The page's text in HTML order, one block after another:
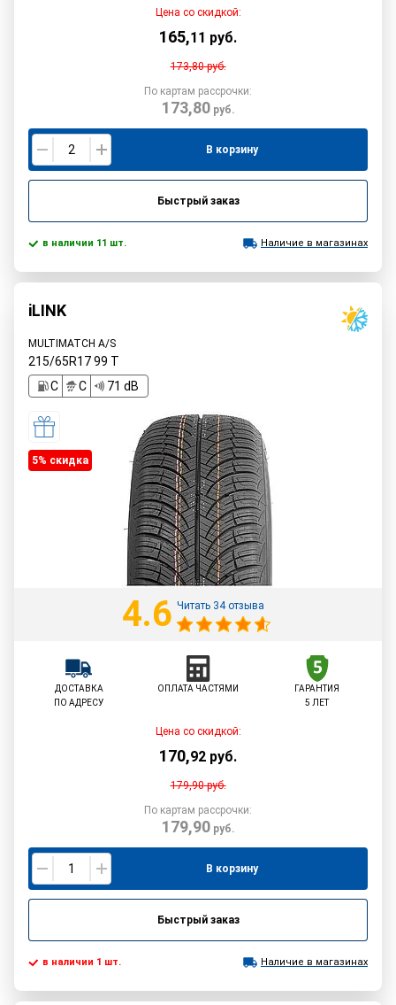
Цена со скидкой:
165,11 руб.
173,80руб.
По картам рассрочки:
173,80руб.
В корзину
Быстрый заказ
в наличии 11 шт. Наличие в магазинах
iLINK
MULTIMATCH A/S
215/65R1799 T
C
C 71 dB
5% cкидка
4.6 Читать 34 отзыва
ДОСТАВКА
ПО АДРЕСУ
ОПЛАТА ЧАСТЯМИ
ГАРАНТИЯ
5 ЛЕТ
Цена со скидкой:
170,92 руб.
179,90руб.
По картам рассрочки:
179,90руб.
В корзину
Быстрый заказ
в наличии 1 шт. Наличие в магазинах